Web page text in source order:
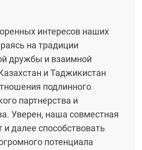
интересов наших
на традиции
дружбы и взаимной
и Таджикистан
подлинного
партнерства и
Уверен, наша совместная
и далее способствовать
потенциала